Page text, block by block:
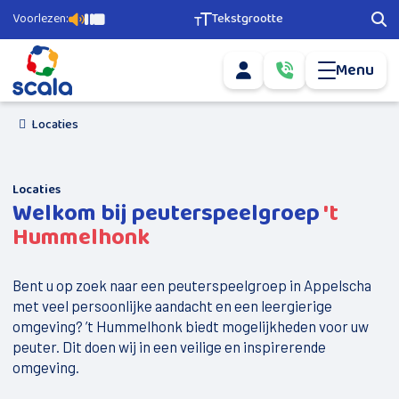
Voorlezen: Pagina voorlezen
Pauzeer voorlezen
Stop voorlezen Tekstgrootte
Tekstgrootte aanpassen
Mijn account
Mail ons via
info@scala-
welzijn.nl
Bel ons via
0­
5­
1­
­
2­
Menu
Agenda
Geld en Grip
Scala Vrijwilligerscentrale
Buurtsport
Nieuwkomers
Doe mee
Locaties
Locaties
Welkom bij peuterspeelgroep't
Hummelhonk
Bent u op zoek naar een peuterspeelgroep in Appelscha
met veel persoonlijke aandacht en een leergierige
omgeving? ’t Hummelhonk biedt mogelijkheden voor uw
peuter. Dit doen wij in een veilige en inspirerende
omgeving.